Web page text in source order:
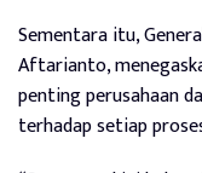
Sementara itu,
Aftarianto,
penting perusahaan
terhadap setiap